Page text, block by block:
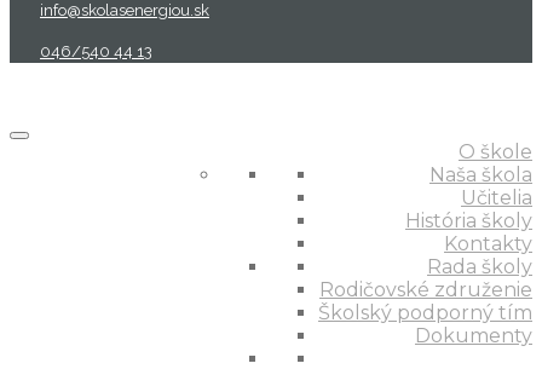
info@skolasenergiou.sk
046/540 44 13
O škole
Naša škola
Učitelia
História školy
Kontakty
Rada školy
Rodičovské združenie
Školský podporný tím
Dokumenty